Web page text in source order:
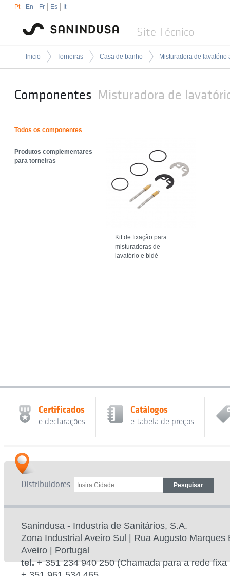
Pt En Fr Es It
Site Técnico
Inicio Torneiras Casa de banho
Componentes Misturadora de
Todos os componentes
Produtos complementares
para torneiras
Kit de fixação para
misturadoras de
lavatório e bidé
Certificados
e declarações
Catálogos
e tabela de preços
Distribuidores
Sanindusa - Industria de Sanitários, S.A.
Zona Industrial Aveiro Sul | Rua Augusto Marques
Aveiro | Portugal
tel.+ 351 234 940 250 (Chamada para a rede fixa